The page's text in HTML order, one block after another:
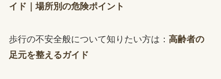
イド｜場所別の危険ポイント
歩行の不安全般について知りたい方は： 高齢者の
足元を整えるガイド